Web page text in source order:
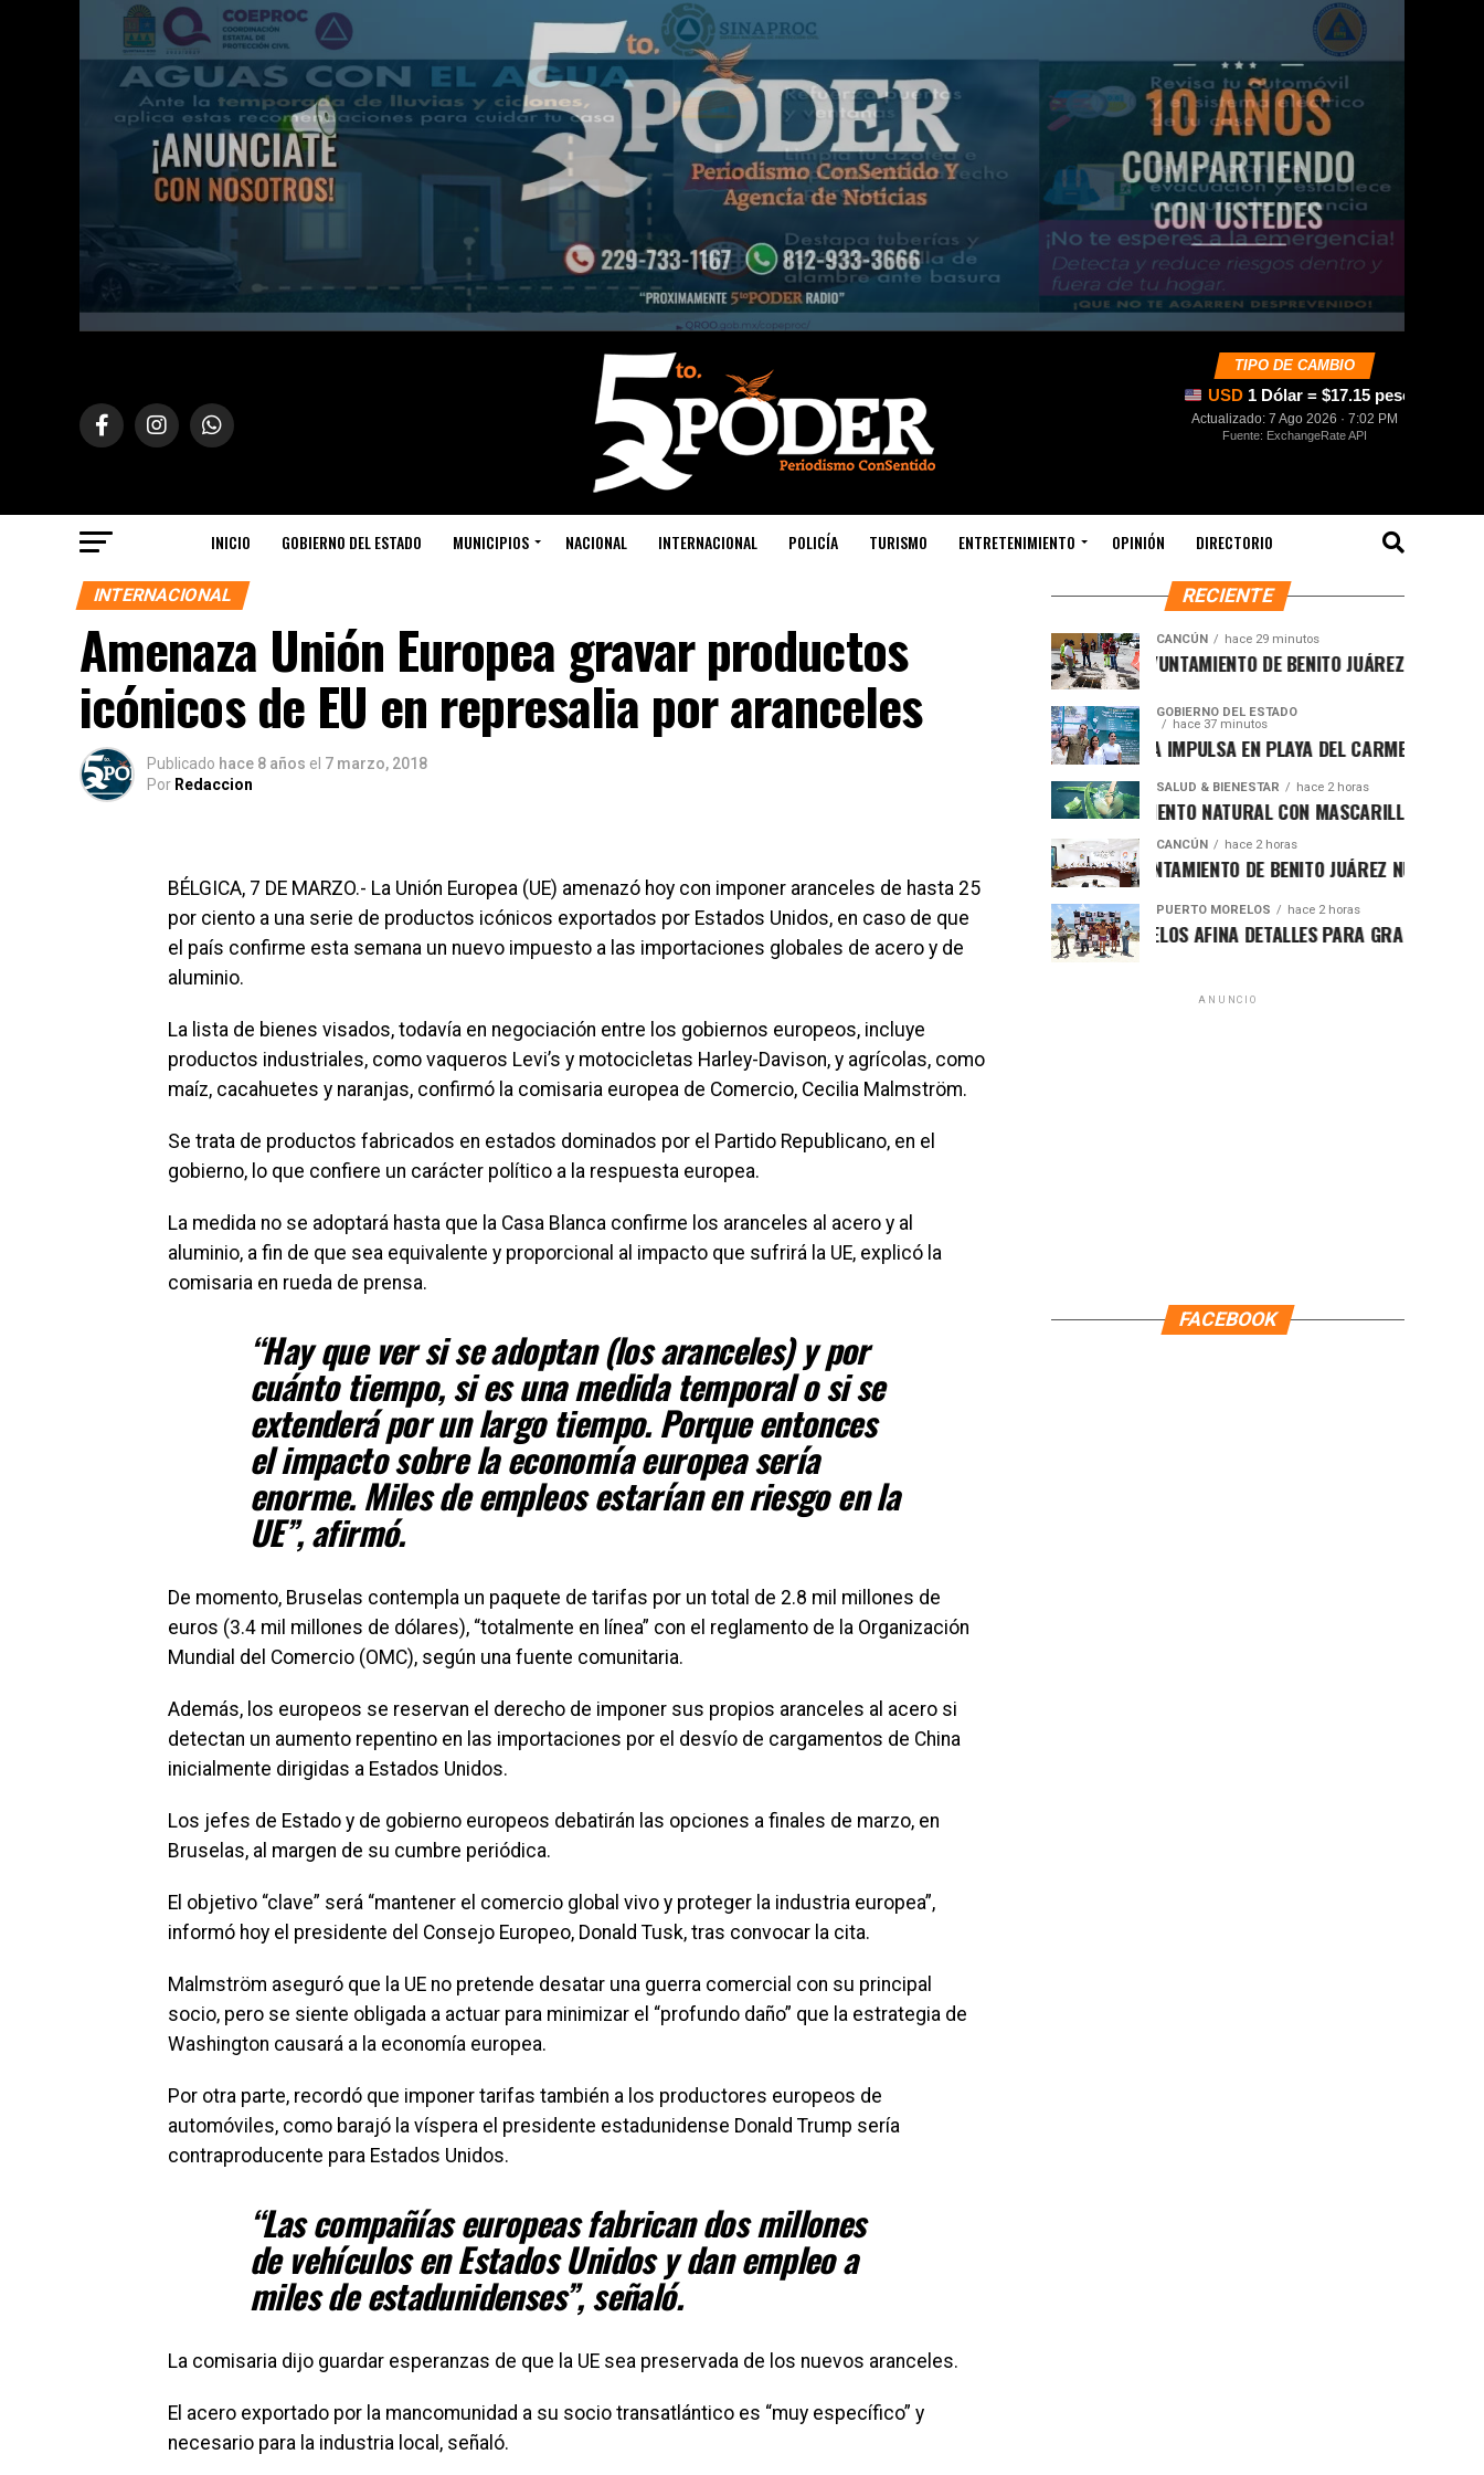
TIPO DE CAMBIO
USD 1 Dólar = $17.15 pesos
Actualizado: 7 Ago 2026 · 7:02 PM
Fuente: ExchangeRate API
INICIO GOBIERNO DEL ESTADO MUNICIPIOS NACIONAL INTERNACIONAL POLICÍA TURISMO ENTRETENIMIENTO OPINIÓN DIRECTORIO
INTERNACIONAL
Amenaza Unión Europea gravar productos
icónicos de EU en represalia por aranceles
Publicado hace 8 años el 7 marzo, 2018
Por Redaccion
BÉLGICA, 7 DE MARZO.- La Unión Europea (UE) amenazó hoy con imponer aranceles de hasta 25
por ciento a una serie de productos icónicos exportados por Estados Unidos, en caso de que
el país confirme esta semana un nuevo impuesto a las importaciones globales de acero y de
aluminio.
La lista de bienes visados, todavía en negociación entre los gobiernos europeos, incluye
productos industriales, como vaqueros Levi’s y motocicletas Harley-Davison, y agrícolas, como
maíz, cacahuetes y naranjas, confirmó la comisaria europea de Comercio, Cecilia Malmström.
Se trata de productos fabricados en estados dominados por el Partido Republicano, en el
gobierno, lo que confiere un carácter político a la respuesta europea.
La medida no se adoptará hasta que la Casa Blanca confirme los aranceles al acero y al
aluminio, a fin de que sea equivalente y proporcional al impacto que sufrirá la UE, explicó la
comisaria en rueda de prensa.
“Hay que ver si se adoptan (los aranceles) y por
cuánto tiempo, si es una medida temporal o si se
extenderá por un largo tiempo. Porque entonces
el impacto sobre la economía europea sería
enorme. Miles de empleos estarían en riesgo en la
UE”, afirmó.
De momento, Bruselas contempla un paquete de tarifas por un total de 2.8 mil millones de
euros (3.4 mil millones de dólares), “totalmente en línea” con el reglamento de la Organización
Mundial del Comercio (OMC), según una fuente comunitaria.
Además, los europeos se reservan el derecho de imponer sus propios aranceles al acero si
detectan un aumento repentino en las importaciones por el desvío de cargamentos de China
inicialmente dirigidas a Estados Unidos.
Los jefes de Estado y de gobierno europeos debatirán las opciones a finales de marzo, en
Bruselas, al margen de su cumbre periódica.
El objetivo “clave” será “mantener el comercio global vivo y proteger la industria europea”,
informó hoy el presidente del Consejo Europeo, Donald Tusk, tras convocar la cita.
Malmström aseguró que la UE no pretende desatar una guerra comercial con su principal
socio, pero se siente obligada a actuar para minimizar el “profundo daño” que la estrategia de
Washington causará a la economía europea.
Por otra parte, recordó que imponer tarifas también a los productores europeos de
automóviles, como barajó la víspera el presidente estadunidense Donald Trump sería
contraproducente para Estados Unidos.
“Las compañías europeas fabrican dos millones
de vehículos en Estados Unidos y dan empleo a
miles de estadunidenses”, señaló.
La comisaria dijo guardar esperanzas de que la UE sea preservada de los nuevos aranceles.
El acero exportado por la mancomunidad a su socio transatlántico es “muy específico” y
necesario para la industria local, señaló.
RECIENTE
CANCÚN hace 29 minutos
FORTALECE AYUNTAMIENTO DE BENITO JUÁREZ ACCIONES
GOBIERNO DEL ESTADO
hace 37 minutos
MARA LEZAMA IMPULSA EN PLAYA DEL CARMEN EL PRIMER
SALUD & BIENESTAR hace 2 horas
REJUVENECIMIENTO NATURAL CON MASCARILLA DE SÁBILA
CANCÚN hace 2 horas
IMPULSA AYUNTAMIENTO DE BENITO JUÁREZ NUEVA
PUERTO MORELOS hace 2 horas
PUERTO MORELOS AFINA DETALLES PARA GRAN FUNCIÓN DE
ANUNCIO
FACEBOOK